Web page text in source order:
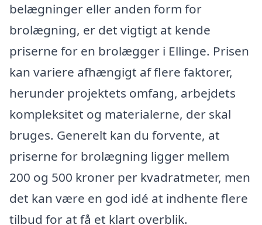
belægninger eller anden form for
brolægning, er det vigtigt at kende
priserne for en brolægger i Ellinge. Prisen
kan variere afhængigt af flere faktorer,
herunder projektets omfang, arbejdets
kompleksitet og materialerne, der skal
bruges. Generelt kan du forvente, at
priserne for brolægning ligger mellem
200 og 500 kroner per kvadratmeter, men
det kan være en god idé at indhente flere
tilbud for at få et klart overblik.